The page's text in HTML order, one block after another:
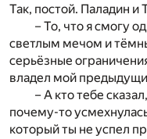
Так, постой. Паладин и
– То, что я смогу
светлым мечом и
серьёзные
владел мой
– А кто тебе
почему-то
который ты не успел